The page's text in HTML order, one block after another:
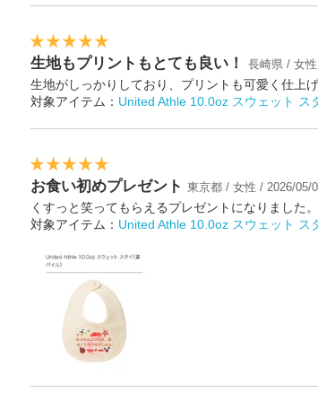
生地もプリントもとても良い！ 長崎県 / 女
生地がしっかりしており、プリントも可愛く仕上
対象アイテム： United Athle 10.0oz スウェット ス
お食い初めプレゼント 東京都 / 女性 / 2026/05/
くすっと笑ってもらえるプレゼントになりました。
対象アイテム： United Athle 10.0oz スウェット ス